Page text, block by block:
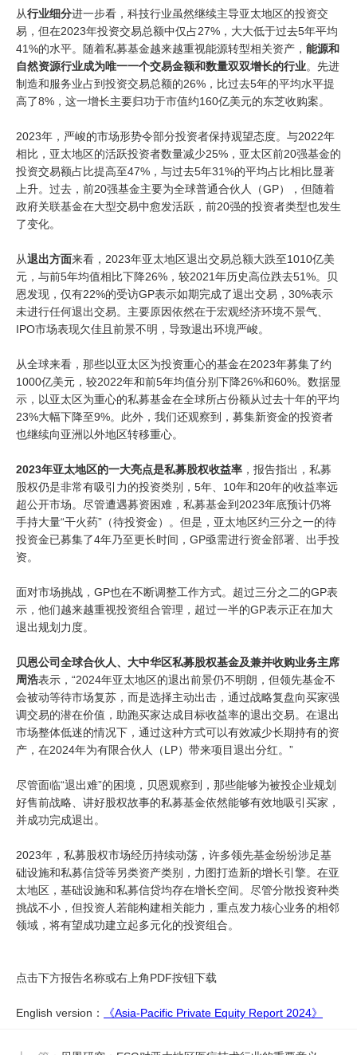
从行业细分进一步看，科技行业虽然继续主导亚太地区的投资交
易，但在2023年投资交易总额中仅占27%，大大低于过去5年平均
41%的水平。随着私募基金越来越重视能源转型相关资产， 能源和
自然资源行业成为唯一一个交易金额和数量双双增长的行业。先进
制造和服务业占到投资交易总额的26%，比过去5年的平均水平提
高了8%，这一增长主要归功于市值约160亿美元的东芝收购案。
2023年，严峻的市场形势令部分投资者保持观望态度。与2022年
相比，亚太地区的活跃投资者数量减少25%，亚太区前20强基金的
投资交易额占比提高至47%，与过去5年31%的平均占比相比显著
上升。过去，前20强基金主要为全球普通合伙人（GP），但随着
政府关联基金在大型交易中愈发活跃，前20强的投资者类型也发生
了变化。
从退出方面来看，2023年亚太地区退出交易总额大跌至1010亿美
元，与前5年均值相比下降26%，较2021年历史高位跌去51%。贝
恩发现，仅有22%的受访GP表示如期完成了退出交易，30%表示
未进行任何退出交易。主要原因依然在于宏观经济环境不景气、
IPO市场表现欠佳且前景不明，导致退出环境严峻。
从全球来看，那些以亚太区为投资重心的基金在2023年募集了约
1000亿美元，较2022年和前5年均值分别下降26%和60%。数据显
示，以亚太区为重心的私募基金在全球所占份额从过去十年的平均
23%大幅下降至9%。此外，我们还观察到，募集新资金的投资者
也继续向亚洲以外地区转移重心。
2023年亚太地区的一大亮点是私募股权收益率 ，报告指出，私募
股权仍是非常有吸引力的投资类别，5年、10年和20年的收益率远
超公开市场。尽管遭遇募资困难，私募基金到2023年底预计仍将
手持大量“干火药”（待投资金）。但是，亚太地区约三分之一的待
投资金已募集了4年乃至更长时间，GP亟需进行资金部署、出手投
资。
面对市场挑战，GP也在不断调整工作方式。超过三分之二的GP表
示，他们越来越重视投资组合管理，超过一半的GP表示正在加大
退出规划力度。
贝恩公司全球合伙人、大中华区私募股权基金及兼并收购业务主席
周浩表示，“2024年亚太地区的退出前景仍不明朗，但领先基金不
会被动等待市场复苏，而是选择主动出击，通过战略复盘向买家强
调交易的潜在价值，助跑买家达成目标收益率的退出交易。在退出
市场整体低迷的情况下，通过这种方式可以有效减少长期持有的资
产，在2024年为有限合伙人（LP）带来项目退出分红。”
尽管面临“退出难”的困境，贝恩观察到，那些能够为被投企业规划
好售前战略、讲好股权故事的私募基金依然能够有效地吸引买家，
并成功完成退出。
2023年，私募股权市场经历持续动荡，许多领先基金纷纷涉足基
础设施和私募信贷等另类资产类别，力图打造新的增长引擎。在亚
太地区，基础设施和私募信贷均存在增长空间。尽管分散投资种类
挑战不小，但投资人若能构建相关能力，重点发力核心业务的相邻
领域，将有望成功建立起多元化的投资组合。
点击下方报告名称或右上角PDF按钮下载
English version： 《Asia-Pacific Private Equity Report 2024》